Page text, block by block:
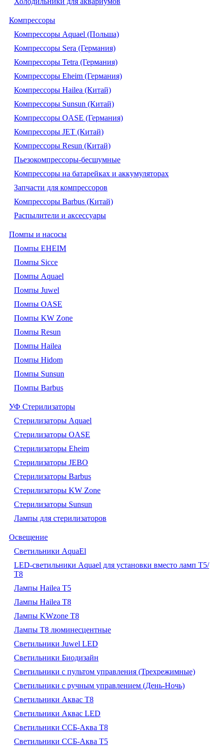
Компрессоры
Компрессоры Aquael (Польша)
Компрессоры Sera (Германия)
Компрессоры Tetra (Германия)
Компрессоры Eheim (Германия)
Компрессоры Hailea (Китай)
Компрессоры Sunsun (Китай)
Компрессоры OASE (Германия)
Компрессоры JET (Китай)
Компрессоры Resun (Китай)
Пьезокомпрессоры-бесшумные
Компрессоры на батарейках и аккумуляторах
Запчасти для компрессоров
Компрессоры Barbus (Китай)
Распылители и аксессуары
Помпы и насосы
Помпы EHEIM
Помпы Sicce
Помпы Aquael
Помпы Juwel
Помпы OASE
Помпы KW Zone
Помпы Resun
Помпы Hailea
Помпы Hidom
Помпы Sunsun
Помпы Barbus
УФ Стерилизаторы
Стерилизаторы Aquael
Стерилизаторы OASE
Стерилизаторы Eheim
Стерилизаторы JEBO
Стерилизаторы Barbus
Стерилизаторы KW Zone
Стерилизаторы Sunsun
Лампы для стерилизаторов
Освещение
Cветильники AquaEl
LED-светильники Aquael для установки вместо ламп Т5/
Т8
Лампы Hailea Т5
Лампы Hailea Т8
Лампы KWzone Т8
Лампы Т8 люминесцентные
Светильники Juwel LED
Светильники Биодизайн
Светильники с пультом управления (Трехрежимные)
Светильники с ручным управлением (День-Ночь)
Светильники Аквас Т8
Светильники Аквас LED
Светильники ССБ-Аква Т8
Светильники ССБ-Аква Т5